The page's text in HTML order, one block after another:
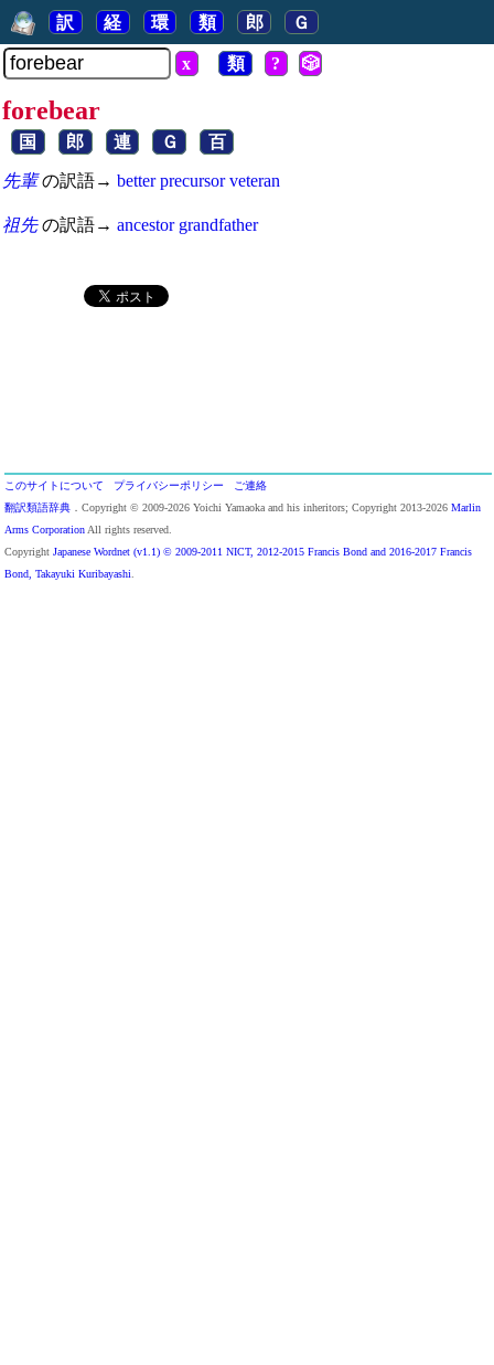
訳 経 環 類 郎 Ｇ
x 類 ? 🎲
forebear
国 郎 連 Ｇ 百
先輩の訳語→ better precursor veteran
祖先の訳語→ ancestor grandfather
このサイトについて プライバシーポリシー
ご連絡
翻訳類語辞典 ．Copyright © 2009-2026 Yoichi Yamaoka and his inheritors; Copyright 2013-2026 Marlin
Arms Corporation All rights reserved.
Copyright Japanese Wordnet (v1.1) © 2009-2011 NICT, 2012-2015 Francis Bond and 2016-2017 Francis
Bond, Takayuki Kuribayashi